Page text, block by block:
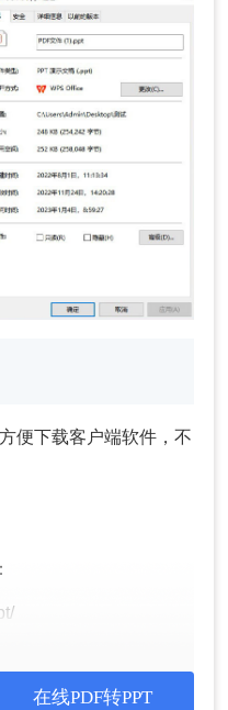
便下载客户端软件，不
在线PDF转PPT